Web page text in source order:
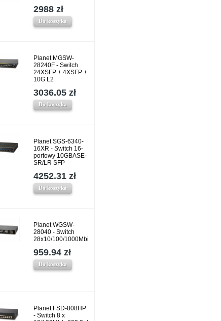
2988 zł
Do koszyka
Planet MGSW-
28240F - Switch
24XSFP + 4XSFP +
10G L2
3036.05 zł
Do koszyka
Planet SGS-6340-
16XR - Switch 16-
portowy 10GBASE-
SR/LR SFP
4252.31 zł
Do koszyka
Planet WGSW-
28040 - Switch
28x10/100/1000Mbit
959.94 zł
Do koszyka
Planet FSD-808HP
- Switch 8 x